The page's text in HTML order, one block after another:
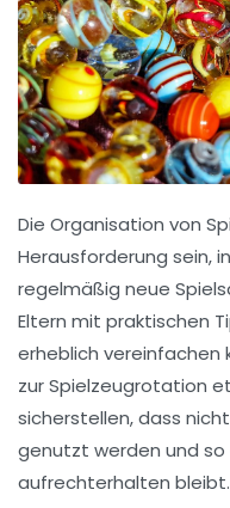
Die Organisation von
Herausforderung sein,
regelmäßig neue
Eltern mit praktischen
erheblich vereinfachen
zur Spielzeugrotation
sicherstellen, dass
genutzt werden und
aufrechterhalten bleibt.